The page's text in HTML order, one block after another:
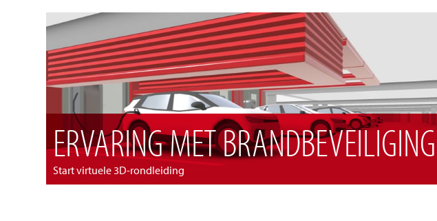
ERVARING MET BRANDBEVEILIGING
Start virtuele 3D-rondleiding